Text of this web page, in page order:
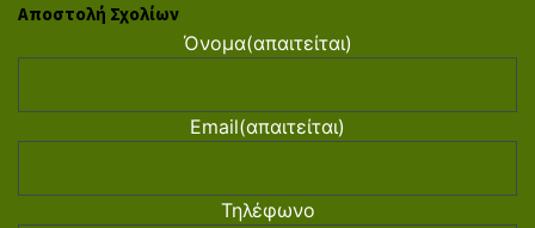
Αποστολή Σχολίων
Όνομα(απαιτείται)
Email(απαιτείται)
Τηλέφωνο